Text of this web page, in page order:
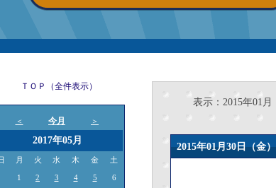
ＴＯＰ（全件表示）
＜ 今月 ＞
2017年05月
月 火 水 木 金 土
1 2 3 4 5
6
表示：2015年01月（
2015年01月30日（